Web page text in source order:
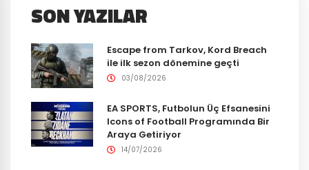
SON YAZILAR
Escape from Tarkov, Kord Breach
ile ilk sezon dönemine geçti
03/08/2026
EA SPORTS, Futbolun Üç Efsanesini
Icons of Football Programında Bir
Araya Getiriyor
14/07/2026